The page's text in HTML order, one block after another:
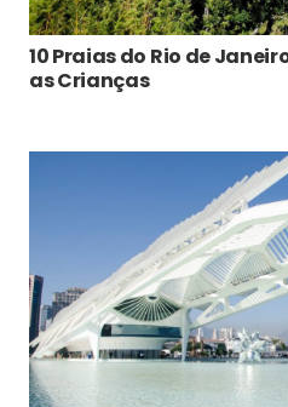
10 Praias do Rio de
as Crianças